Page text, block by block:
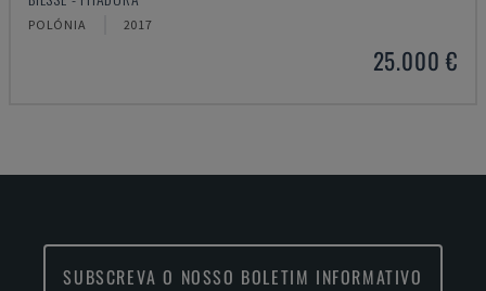
POLÓNIA 2017
25.000 €
SUBSCREVA O NOSSO BOLETIM INFORMATIVO